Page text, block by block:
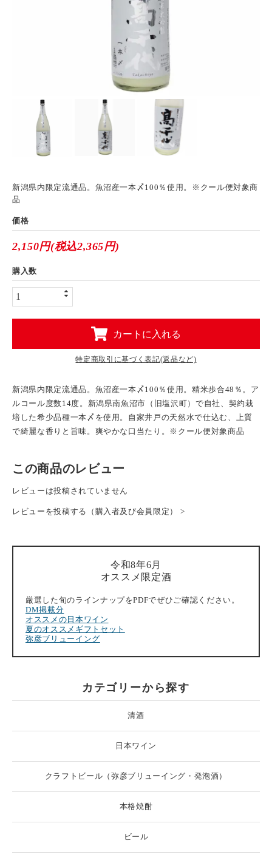
新潟県内限定流通品。魚沼産一本〆100％使用。※クール便対象商
品
価格
2,150円(税込2,365円)
購入数
カートに入れる
特定商取引に基づく表記(返品など)
新潟県内限定流通品。魚沼産一本〆100％使用。精米歩合48％。ア
ルコール度数14度。新潟県南魚沼市（旧塩沢町）で自社、契約栽
培した希少品種一本〆を使用。自家井戸の天然水で仕込む、上質
で綺麗な香りと旨味。爽やかな口当たり。※クール便対象商品
この商品のレビュー
レビューは投稿されていません
レビューを投稿する（購入者及び会員限定） >
令和8年6月
オススメ限定酒
厳選した旬のラインナップをPDFでぜひご確認ください。
DM掲載分
オススメの日本ワイン
夏のオススメギフトセット
弥彦ブリューイング
カテゴリーから探す
清酒
日本ワイン
クラフトビール（弥彦ブリューイング・発泡酒）
本格焼酎
ビール